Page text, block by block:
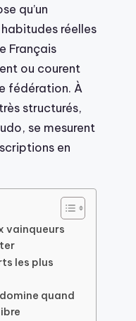
qu’un
réelles
Français
ou courent
fédération. À
structurés,
se mesurent
en
vainqueurs
les plus
quand